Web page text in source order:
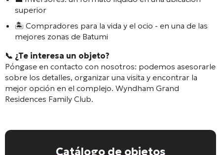
superior
🏝️ Compradores para la vida y el ocio - en una de las
mejores zonas de Batumi
📞 ¿Te interesa un objeto?
Póngase en contacto con nosotros: podemos asesorarle
sobre los detalles, organizar una visita y encontrar la
mejor opción en el complejo. Wyndham Grand
Residences Family Club.
Catálogo de objetos